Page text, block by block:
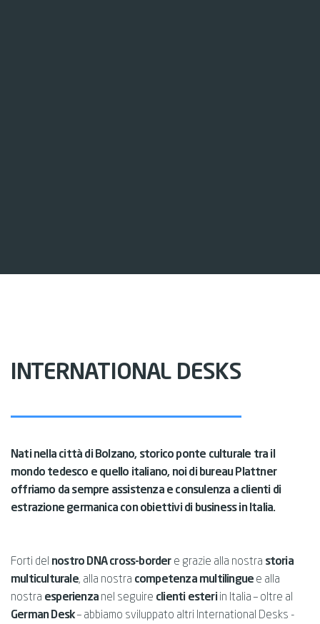
INTERNATIONAL DESKS
Nati nella città di Bolzano, storico ponte culturale tra il
mondo tedesco e quello italiano, noi di bureau Plattner
offriamo da sempre assistenza e consulenza a clienti di
estrazione germanica con obiettivi di business in Italia.
Forti del nostro DNA cross-bordere grazie alla nostra storia
multiculturale, alla nostra competenza multilingue e alla
nostra esperienza nel seguire clienti esteriin Italia – oltre al
German Desk– abbiamo sviluppato altri International Desks -